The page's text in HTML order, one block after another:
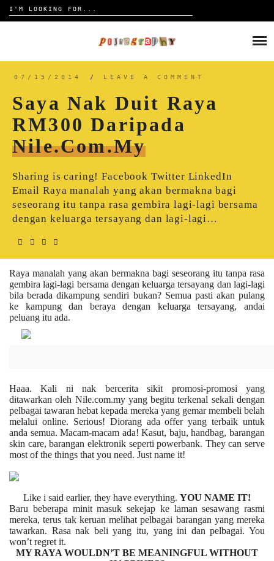
Search
for:
REVIEW
CONTACT
07/15/2014 / LEAVE A COMMENT
Saya Nak Duit Raya
RM300 Daripada
Nile.com.my
Sharing is caring! Facebook Twitter LinkedIn
Email Raya manalah yang akan bermakna bagi
seseorang itu tanpa rasa gembira lagi-lagi bersama
dengan keluarga tersayang dan lagi-lagi…
Raya manalah yang akan bermakna bagi seseorang itu tanpa rasa
gembira lagi-lagi bersama dengan keluarga tersayang dan lagi-lagi
bila berada dikampung sendiri bukan? Semua pasti akan pulang
ke kampung dan beraya dengan keluarga tersayang, andai
peluang itu ada.
Haaa. Kali ni nak bercerita sikit promosi-promosi yang
ditawarkan oleh Nile.com.myyang begitu terkenal sekali dengan
pelbagai tawaran hebat kepada mereka yang gemar membeli belah
melalui online. Serious! Diorang ada offer yang terbaik untuk
anda semua. Macam-macam ada! Kasut, baju, handbag, barangan
skin care, barangan elektronik seperti powerbank. They can serve
most of the things that you need. Just name it!
Like i said earlier, they have everything. YOU NAME IT!
Baru beberapa minit masuk sekejap ke laman sesawang rasmi
mereka, terus tak keruan melihat pelbagai barangan yang mereka
tawarkan. Rasa nak beli yang itu, yang ini dan pelbagai. You
won’t regret it.
MY RAYA WOULDN’T BE MEANINGFUL WITHOUT